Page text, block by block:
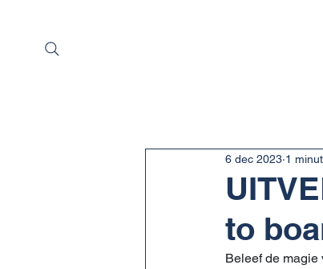
to
6 dec 2023 1
Beleef de magie